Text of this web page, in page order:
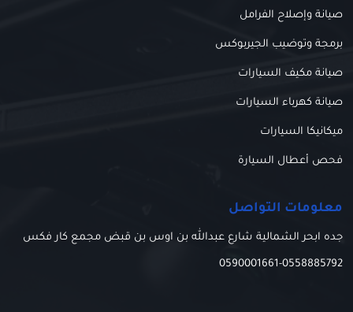
صيانة وإصلاح الفرامل
برمجة وتوضيب الجيربوكس
صيانة مكيف السيارات
صيانة كهرباء السيارات
ميكانيكا السيارات
فحص أعطال السيارة
معلومات التواصل
جده ابحر الشمالية شارع عبدالله بن اوس بن قبض مجمع كار فكس
0558885792
-
0590001661